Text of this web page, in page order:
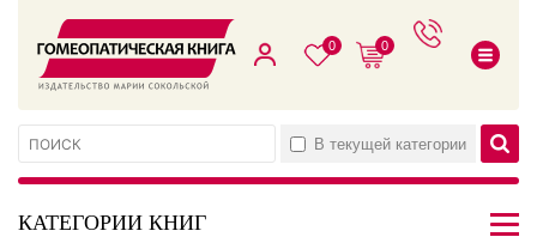
0 0
В текущей категории
КАТЕГОРИИ КНИГ